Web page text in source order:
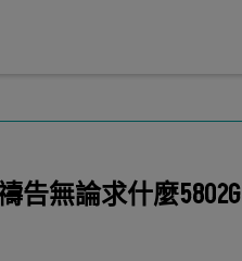
告無論求什麼5802G